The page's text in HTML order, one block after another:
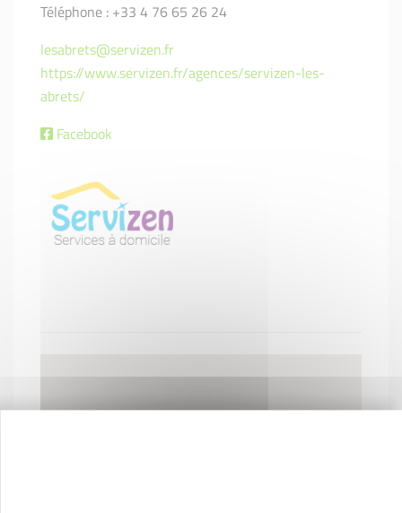
Téléphone : +33 4 76 65 26 24
lesabrets@servizen.fr
https://www.servizen.fr/agences/servizen-les-
abrets/
Facebook